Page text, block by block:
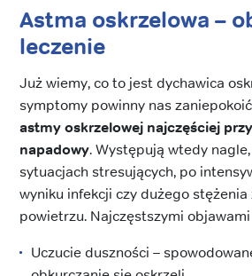
Astma oskrzelowa –
leczenie
Już wiemy, co to jest dychawica
symptomy powinny nas
astmyoskrzelowej najczęściej
napadowy. Występują wtedy
sytuacjach stresujących, po
wyniku infekcji czy dużego stężenia
powietrzu. Najczęstszymi
Uczucie duszności –